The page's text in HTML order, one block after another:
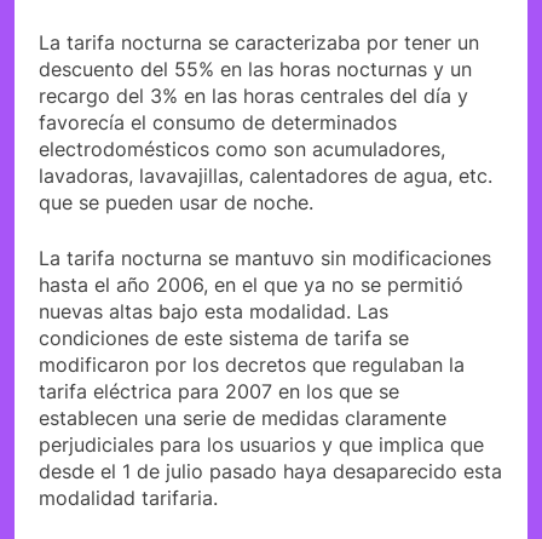
La tarifa nocturna se caracterizaba por tener un
descuento del 55% en las horas nocturnas y un
recargo del 3% en las horas centrales del día y
favorecía el consumo de determinados
electrodomésticos como son acumuladores,
lavadoras, lavavajillas, calentadores de agua, etc.
que se pueden usar de noche.
La tarifa nocturna se mantuvo sin modificaciones
hasta el año 2006, en el que ya no se permitió
nuevas altas bajo esta modalidad. Las
condiciones de este sistema de tarifa se
modificaron por los decretos que regulaban la
tarifa eléctrica para 2007 en los que se
establecen una serie de medidas claramente
perjudiciales para los usuarios y que implica que
desde el 1 de julio pasado haya desaparecido esta
modalidad tarifaria.